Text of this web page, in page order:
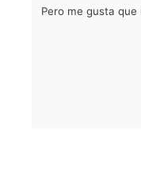
Pero me gusta